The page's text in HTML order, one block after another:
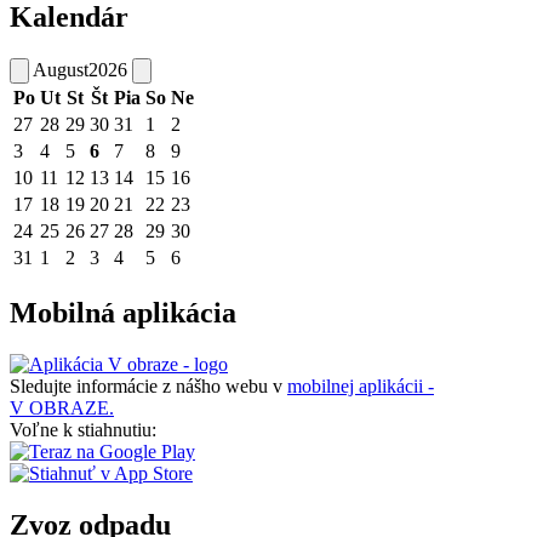
Kalendár
August2026
Po Ut St Št Pia So Ne
27 28 29 30 31 1
2
3
4 5 6 7 8
9
10 11 12 13 14 15 16
17 18 19 20 21 22 23
24 25 26 27 28 29 30
31 1 2 3 4 5 6
Mobilná aplikácia
Sledujte informácie z nášho webu v mobilnej aplikácii -
V OBRAZE.
Voľne k stiahnutiu:
Zvoz odpadu